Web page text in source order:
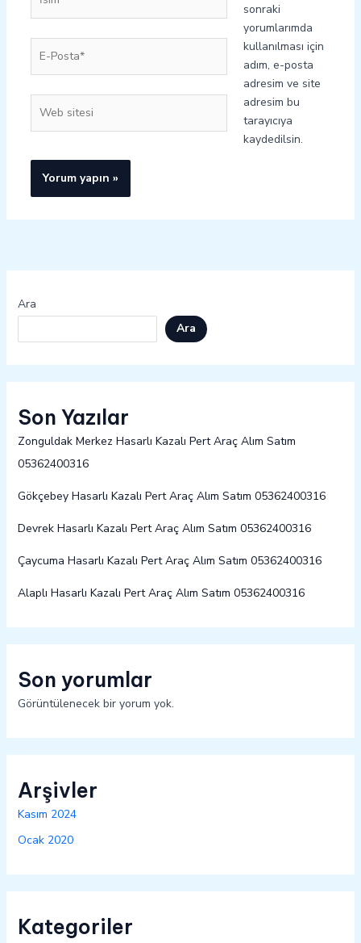
Posta*
sitesi
sonraki
yorumlarımda
kullanılması için
adım, e-posta
adresim ve site
adresim bu
tarayıcıya
kaydedilsin.
Ara
Ara
Son Yazılar
Zonguldak Merkez Hasarlı Kazalı Pert Araç Alım Satım
05362400316
Gökçebey Hasarlı Kazalı Pert Araç Alım Satım 05362400316
Devrek Hasarlı Kazalı Pert Araç Alım Satım 05362400316
Çaycuma Hasarlı Kazalı Pert Araç Alım Satım 05362400316
Alaplı Hasarlı Kazalı Pert Araç Alım Satım 05362400316
Son yorumlar
Görüntülenecek bir yorum yok.
Arşivler
Kasım 2024
Ocak 2020
Kategoriler